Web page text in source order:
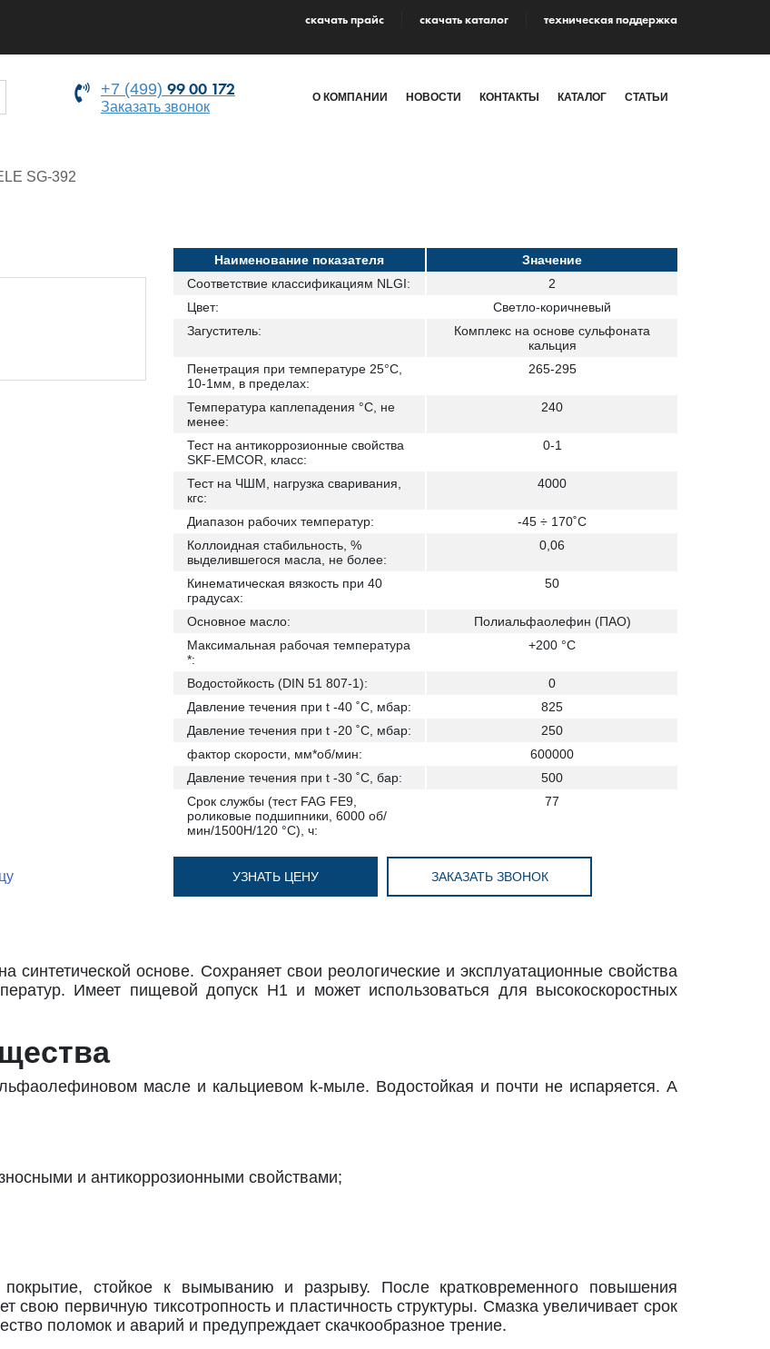
cкачать прайс cкачать каталог техническая поддержка
+7 (499) 99 00 172
Заказать звонок
О КОМПАНИИ НОВОСТИ КОНТАКТЫ КАТАЛОГ СТАТЬИ
SG-392
Наименование показателя
Значение
Соответствие классификациям NLGI:
2
Цвет:
Светло-коричневый
Загуститель:
Комплекс на основе сульфоната
кальция
Пенетрация при температуре 25°С,
10-1мм, в пределах:
265-295
Температура каплепадения °С, не
менее:
240
Тест на антикоррозионные свойства
SKF-EMCOR, класс:
0-1
Тест на ЧШМ, нагрузка сваривания,
кгс:
4000
Диапазон рабочих температур:
-45 ÷ 170˚С
Коллоидная стабильность, %
выделившегося масла, не более:
0,06
Кинематическая вязкость при 40
градусах:
50
Основное масло:
Полиальфаолефин (ПАО)
Максимальная рабочая температура
*:
+200 °C
Водостойкость (DIN 51 807-1):
0
Давление течения при t -40 ˚C, мбар:
825
Давление течения при t -20 ˚C, мбар:
250
фактор скорости, мм*об/мин:
600000
Давление течения при t -30 ˚C, бар:
500
Срок службы (тест FAG FE9,
роликовые подшипники, 6000 об/
мин/1500Н/120 °С), ч:
77
УЗНАТЬ ЦЕНУ ЗАКАЗАТЬ ЗВОНОК
синтетической основе. Сохраняет свои реологические и эксплуатационные свойства
Имеет пищевой допуск H1 и может использоваться для высокоскоростных
масле и кальциевом k-мыле. Водостойкая и почти не испаряется. А
и антикоррозионными свойствами;
стойкое к вымыванию и разрыву. После кратковременного повышения
свою первичную тиксотропность и пластичность структуры. Смазка увеличивает срок
поломок и аварий и предупреждает скачкообразное трение.